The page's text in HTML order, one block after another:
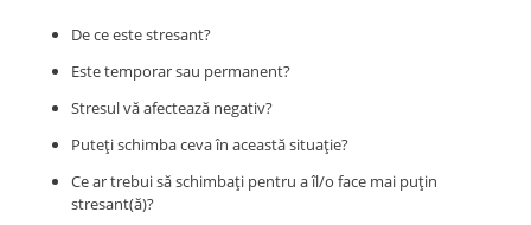
De ce este stresant?
Este temporar sau permanent?
Stresul vă afectează negativ?
Puteți schimba ceva în această situație?
Ce ar trebui să schimbați pentru a îl/o face mai puțin
stresant(ă)?